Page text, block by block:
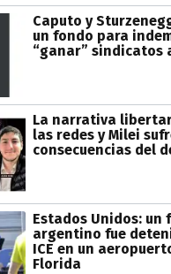
Caputo y
un fondo para
“ganar” sindicatos
La narrativa
las redes y Milei
consecuencias del
Estados Unidos: un
argentino fue
ICE en un
Florida